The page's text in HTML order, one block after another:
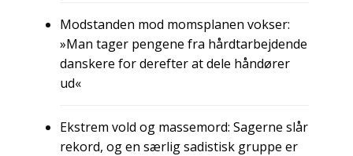
Modstanden mod momsplanen vokser:
»Man tager pengene fra hårdtarbejdende
danskere for derefter at dele håndører
ud«
Ekstrem vold og massemord: Sagerne slår
rekord, og en særlig sadistisk gruppe er